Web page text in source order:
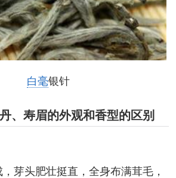
白毫银针
、寿眉的外观和香型的区别
芽头肥壮挺直，全身布满茸毛，